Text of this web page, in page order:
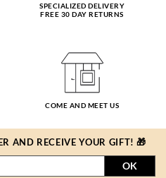
SPECIALIZED DELIVERY
FREE 30 DAY RETURNS
COME AND MEET US
AND RECEIVE YOUR GIFT! 🎁
OK